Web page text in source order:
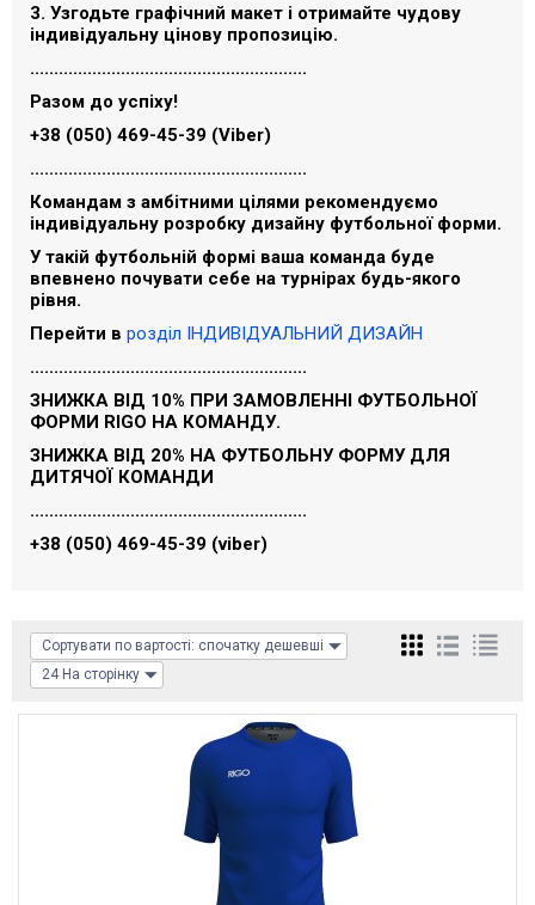
3. Узгодьте графічний макет і отримайте чудову
індивідуальну цінову пропозицію.
..........................................................
Разом до успіху!
+38 (050) 469-45-39 (Viber)
..........................................................
Командам з амбітними цілями рекомендуємо
індивідуальну розробку дизайну футбольної форми.
У такій футбольній формі ваша команда буде
впевнено почувати себе на турнірах будь-якого
рівня.
Перейти в розділ ІНДИВІДУАЛЬНИЙ ДИЗАЙН
..........................................................
ЗНИЖКА ВІД 10% ПРИ ЗАМОВЛЕННІ ФУТБОЛЬНОЇ
ФОРМИ RIGO НА КОМАНДУ.
ЗНИЖКА ВІД 20% НА ФУТБОЛЬНУ ФОРМУ ДЛЯ
ДИТЯЧОЇ КОМАНДИ
..........................................................
+38 (050) 469-45-39 (viber)
Сортувати по вартості: спочатку дешевші
24 На сторінку